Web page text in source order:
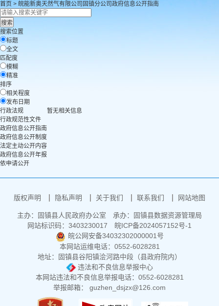
首页 > 皖能新奥天然气有限公司固镇分公司 政府信息公开指南
搜索位置
标题
全文
匹配度
模糊
精准
排序
相关程度
发布日期
行政法规
行政规范性文件
政府信息公开指南
政府信息公开制度
法定主动公开内容
政府信息公开年报
依申请公开
暂无相关信息
版权声明 隐私声明 关于我们 联系我们 网站地图
主办：固镇县人民政府办公室
承办：固镇县数据资源管理局
网站标识码：3403230017
皖ICP备2024057152号-1
皖公网安备34032302000001号
本网站运维电话：0552-6028281
地址：固镇县谷阳镇浍河路中段（县政府院内）
违法和不良信息举报中心
本网站违法和不良信息举报电话：0552-6028281
举报邮箱： guzhen_dsjzx@126.com